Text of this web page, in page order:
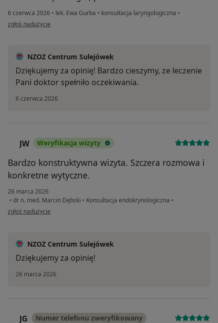
6 czerwca 2026 • lek. Ewa Gurba • konsultacja laryngologiczna •
w opinii użytkownika BA
zgłoś nadużycie
NZOZ Centrum Sulejówek
Dziękujemy za opinię! Bardzo cieszymy, ze leczenie
Pani doktor spełniło oczekiwania.
6 czerwca 2026
JW Weryfikacja wizyty
Bardzo konstruktywna wizyta. Szczera rozmowa i
konkretne wytyczne.
26 marca 2026
• dr n. med. Marcin Dębski • Konsultacja endokrynologiczna •
w opinii użytkownika JW
zgłoś nadużycie
NZOZ Centrum Sulejówek
Dziękujemy za opinię!
26 marca 2026
JG Numer telefonu zweryfikowany